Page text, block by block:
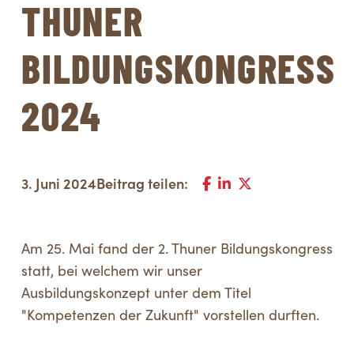
THUNER
BILDUNGSKONGRESS
2024
3. Juni 2024Beitrag teilen:
Am 25. Mai fand der 2. Thuner Bildungskongress
statt, bei welchem wir unser
Ausbildungskonzept unter dem Titel
"Kompetenzen der Zukunft" vorstellen durften.